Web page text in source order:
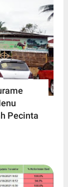
Pecinta